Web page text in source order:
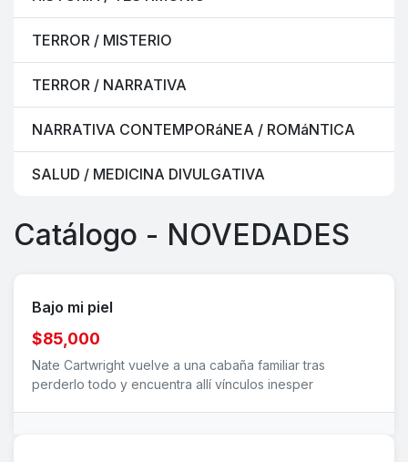
TERROR / MISTERIO
TERROR / NARRATIVA
NARRATIVA CONTEMPORáNEA / ROMáNTICA
SALUD / MEDICINA DIVULGATIVA
Catálogo - NOVEDADES
Bajo mi piel
$85,000
Nate Cartwright vuelve a una cabaña familiar tras
perderlo todo y encuentra allí vínculos inesper